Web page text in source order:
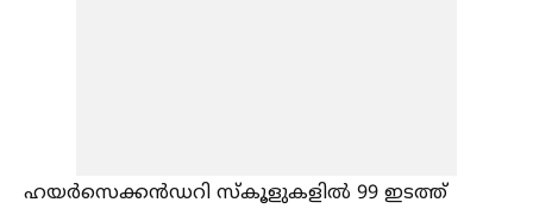
ഹയർസെക്കൻഡറി സ്‌കൂളുകളില്‍ 99 ഇടത്ത്‌